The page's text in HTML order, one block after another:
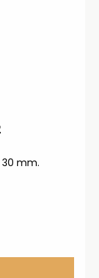
mm.